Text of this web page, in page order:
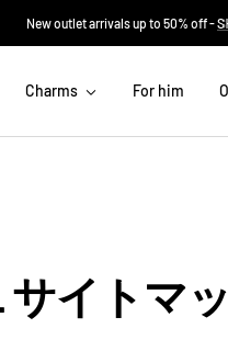
New outlet arrivals up to 50% off -
Charms For him
サイトマ